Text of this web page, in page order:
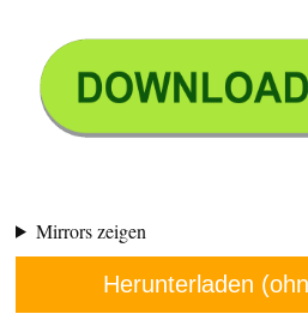
Mirrors zeigen
Herunterladen